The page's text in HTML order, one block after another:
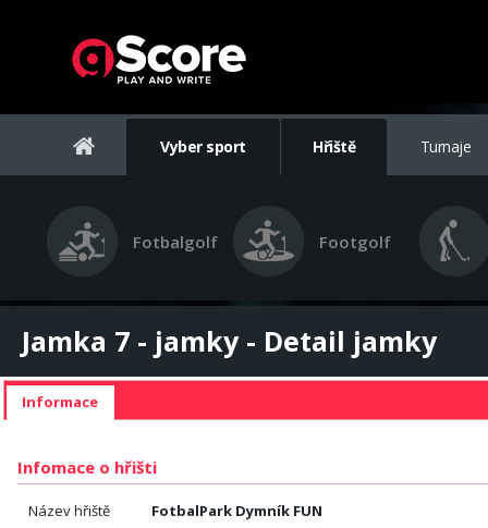
Vyber sport Hřiště Turnaje
Fotbalgolf Footgolf
Jamka 7 - jamky - Detail jamky
Informace
Infomace o hřišti
Název hřiště FotbalPark Dymník FUN